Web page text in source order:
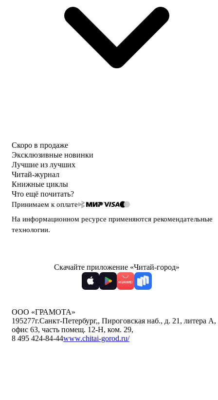
Скоро в продаже
Эксклюзивные новинки
Лучшие из лучших
Читай-журнал
Книжные циклы
Что ещё почитать?
Принимаем к оплате
На информационном ресурсе применяются рекомендательные
технологии.
Скачайте приложение «Читай-город»
ООО «ГРАМОТА»
195277г.Санкт-Петербург,, Пироговская наб., д. 21, литера А,
офис 63, часть помещ. 12-Н, ком. 29,
8 495 424-84-44www.chitai-gorod.ru/